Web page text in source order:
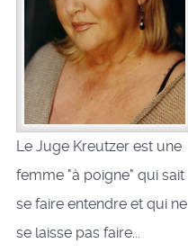
Le Juge Kreutzer est une
femme "à poigne" qui sait
se faire entendre et qui ne
se laisse pas faire...